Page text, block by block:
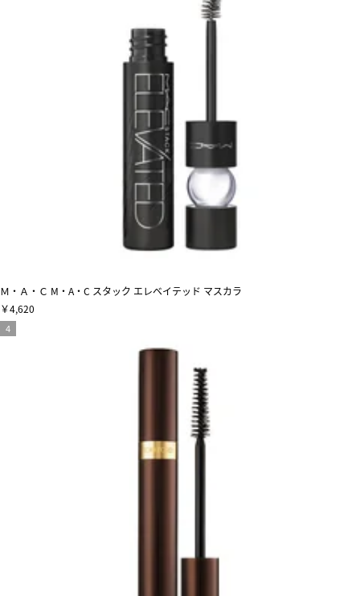
Ｍ・Ａ・Ｃ M・A・C スタック エレベイテッド マスカラ
￥4,620